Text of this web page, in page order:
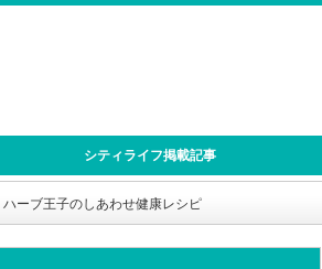
シティライフ掲載記事
ハーブ王子のしあわせ健康レシピ